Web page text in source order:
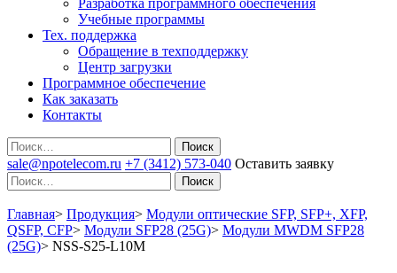
Разработка программного обеспечения
Учебные программы
Тех. поддержка
Обращение в техподдержку
Центр загрузки
Программное обеспечение
Как заказать
Контакты
Поиск
sale@npotelecom.ru +7 (3412) 573-040 Оставить заявку
Поиск
Главная> Продукция> Модули оптические SFP, SFP+, XFP,
QSFP, CFP> Модули SFP28 (25G)> Модули MWDM SFP28
(25G)> NSS-S25-L10M